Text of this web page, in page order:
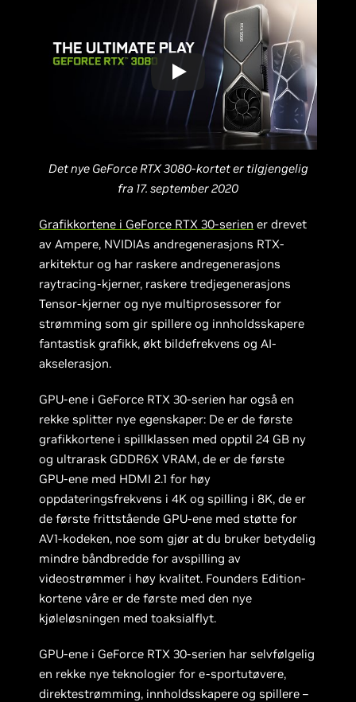
Det nye GeForce RTX 3080-kortet er tilgjengelig
fra 17. september 2020
Grafikkortene i GeForce RTX 30-serien er drevet
av Ampere, NVIDIAs andregenerasjons RTX-
arkitektur og har raskere andregenerasjons
raytracing-kjerner, raskere tredjegenerasjons
Tensor-kjerner og nye multiprosessorer for
strømming som gir spillere og innholdsskapere
fantastisk grafikk, økt bildefrekvens og AI-
akselerasjon.
GPU-ene i GeForce RTX 30-serien har også en
rekke splitter nye egenskaper: De er de første
grafikkortene i spillklassen med opptil 24 GB ny
og ultrarask GDDR6X VRAM, de er de første
GPU-ene med HDMI 2.1 for høy
oppdateringsfrekvens i 4K og spilling i 8K, de er
de første frittstående GPU-ene med støtte for
AV1-kodeken, noe som gjør at du bruker betydelig
mindre båndbredde for avspilling av
videostrømmer i høy kvalitet. Founders Edition-
kortene våre er de første med den nye
kjøleløsningen med toaksialflyt.
GPU-ene i GeForce RTX 30-serien har selvfølgelig
en rekke nye teknologier for e-sportutøvere,
direktestrømming, innholdsskapere og spillere –